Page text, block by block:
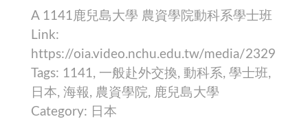
A 1141鹿兒島大學 農資學院動科系學士班
Link:
https://oia.video.nchu.edu.tw/media/2329
Tags: 1141, 一般赴外交換, 動科系, 學士班,
日本, 海報, 農資學院, 鹿兒島大學
Category: 日本